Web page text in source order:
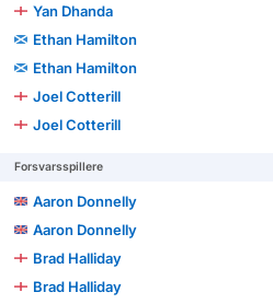
Yan Dhanda
Ethan Hamilton
Ethan Hamilton
Joel Cotterill
Joel Cotterill
Forsvarsspillere
Aaron Donnelly
Aaron Donnelly
Brad Halliday
Brad Halliday